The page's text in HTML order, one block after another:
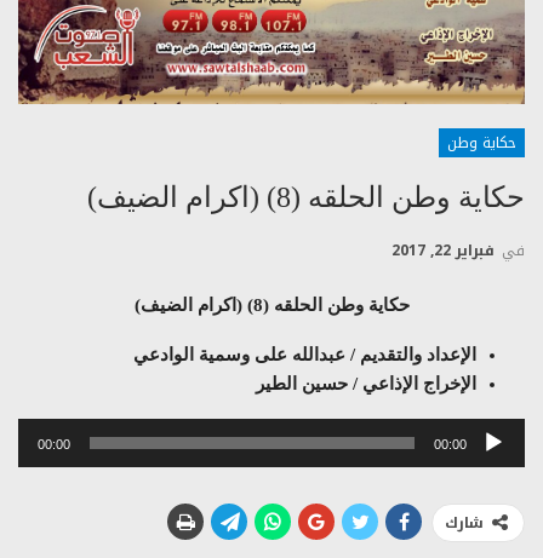
حكاية وطن
حكاية وطن الحلقه (8) (اكرام الضيف)
في فبراير 22, 2017
حكاية وطن الحلقه (8) (اكرام الضيف)
الإعداد والتقديم / عبدالله على وسمية الوادعي
الإخراج الإذاعي / حسين الطير
مشغل
00:00
00:00
شارك